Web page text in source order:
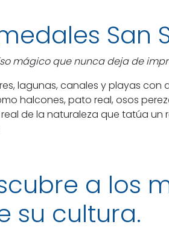
San
mágico que nunca deja de
lagunas, canales y playas con
halcones, pato real, osos
de la naturaleza que tatúa un
a los
su cultura.